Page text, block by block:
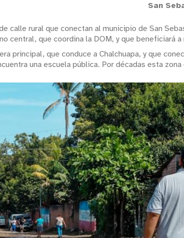
San
calle rural que conectan al municipio de San
central, que coordina la DOM, y que beneficiará
principal, que conduce a Chalchuapa, y que
una escuela pública. Por décadas esta